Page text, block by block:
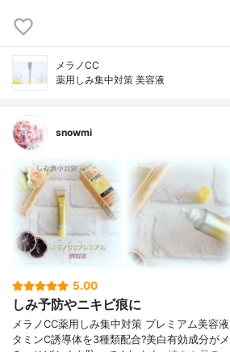
メラノCC
薬用しみ集中対策 美容液
snowmi
5.00
しみ予防やニキビ痕に
メラノCC薬用しみ集中対策 プレミアム美容
タミンC誘導体を3種類配合?美白有効成分が